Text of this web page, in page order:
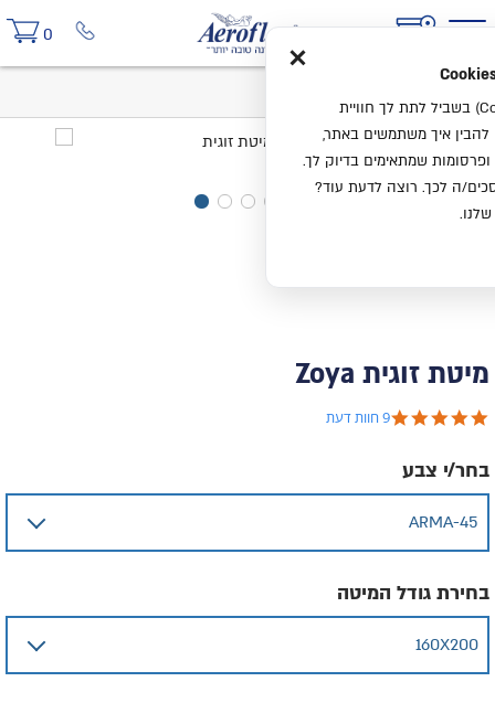
0
מיטת זוגית Zoya
4.8 star rating
9 חוות דעת
בחר/י צבע
בחירת גודל המיטה
×
אנחנו משתמשים בעוגיות (Cookies) בשביל לתת לך חוויית
להבין איך משתמשים באתר,
שמתאימים בדיוק לך.
ה לכך. רוצה לדעת עוד?